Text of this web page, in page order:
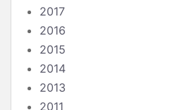
2017
2016
2015
2014
2013
2011